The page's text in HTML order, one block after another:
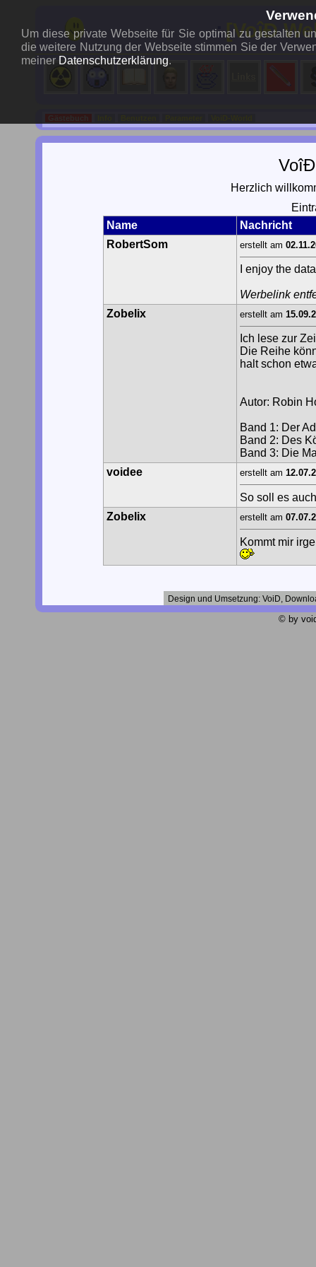
..:[VoîÐ
Herzlich
Name
Nachricht
RobertSom
erstellt am
I enjoy the
Werbelink
Zobelix
erstellt am
Ich lese zur
Die Reihe
halt schon
Autor: Robin
Band 1: Der
Band 2: Des
Band 3: Die
voidee
erstellt am
So soll es
Zobelix
erstellt am
Kommt mir
Design und Umsetzung: VoiD,
© by
Um diese private Webseite für Sie optimal zu gestalten
die weitere Nutzung der Webseite stimmen Sie der
meiner Datenschutzerklärung.